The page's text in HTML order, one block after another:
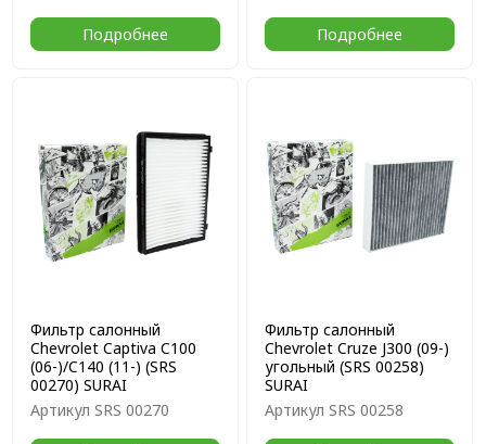
Подробнее Подробнее
Фильтр салонный
Chevrolet Captiva C100
(06-)/C140 (11-) (SRS
00270) SURAI
Артикул SRS 00270
Фильтр салонный
Chevrolet Cruze J300 (09-)
угольный (SRS 00258)
SURAI
Артикул SRS 00258